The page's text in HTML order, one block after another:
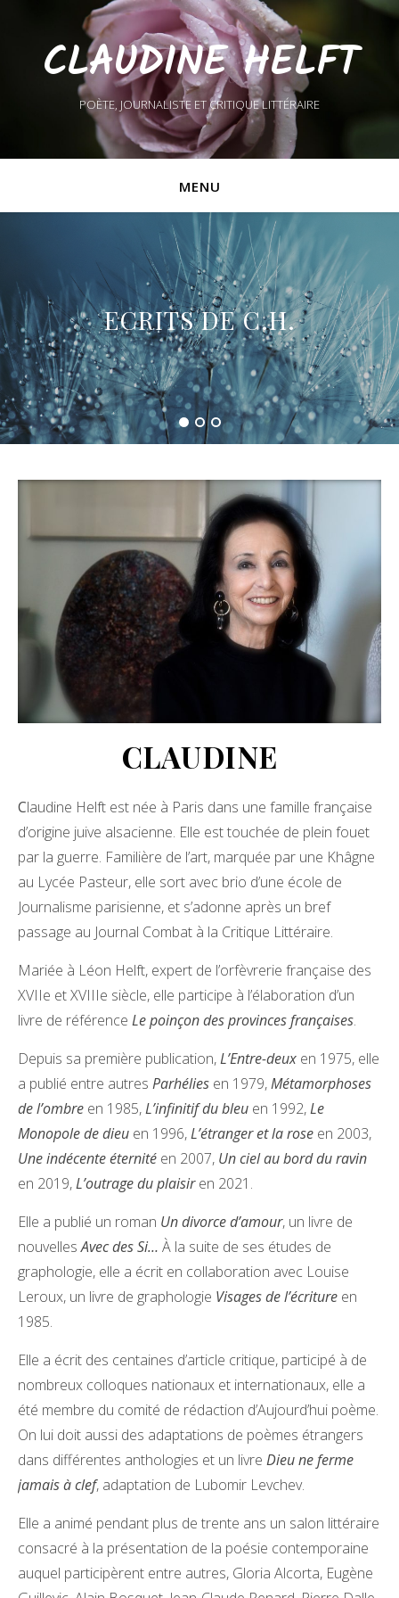
CLAUDINE HELFT
POÈTE, JOURNALISTE ET CRITIQUE LITTÉRAIRE
MENU
ECRITS DE C.H.
CLAUDINE
Claudine Helft est née à Paris dans une famille française
d’origine juive alsacienne. Elle est touchée de plein fouet
par la guerre. Familière de l’art, marquée par une Khâgne
au Lycée Pasteur, elle sort avec brio d’une école de
Journalisme parisienne, et s’adonne après un bref
passage au Journal Combat à la Critique Littéraire.
Mariée à Léon Helft, expert de l’orfèvrerie française des
XVIIe et XVIIIe siècle, elle participe à l’élaboration d’un
livre de référence Le poinçon des provinces françaises.
Depuis sa première publication,L’Entre-deux en 1975, elle
a publié entre autres Parhélies en 1979,Métamorphoses
de l’ombre en 1985,L’infinitif du bleu en 1992,Le
Monopole de dieu en 1996,L’étranger et la rose en 2003,
Une indécente éternité en 2007, Un ciel au bord du ravin
en 2019,L’outrage du plaisiren 2021.
Elle a publié un roman Un divorce d’amour, un livre de
nouvellesAvec des Si… À la suite de ses études de
graphologie, elle a écrit en collaboration avec Louise
Leroux, un livre de graphologie Visages de l’écriture en
1985.
Elle a écrit des centaines d’article critique, participé à de
nombreux colloques nationaux et internationaux, elle a
été membre du comité de rédaction d’Aujourd’hui poème.
On lui doit aussi des adaptations de poèmes étrangers
dans différentes anthologies et un livre Dieu ne ferme
jamais à clef, adaptation de Lubomir Levchev.
Elle a animé pendant plus de trente ans un salon littéraire
consacré à la présentation de la poésie contemporaine
auquel participèrent entre autres, Gloria Alcorta, Eugène